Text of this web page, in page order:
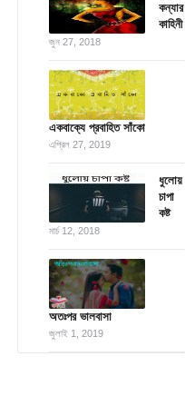
কন্যার
কাহিনী
জুন 27, 2018
একবাক্যে প্রবাহিত সাঁকো
এপ্রিল 27, 2019
ধুলোয়
চাপা
কষ্ট
মার্চ 12, 2018
অতঃপর ভালবাসা
জুলাই 1, 2019